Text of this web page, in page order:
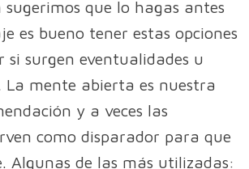
sugerimos que lo hagas antes
es bueno tener estas opciones
surgen eventualidades u
La mente abierta es nuestra
y a veces las
como disparador para que
Algunas de las más utilizadas: